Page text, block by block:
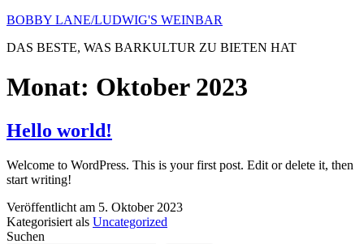
Zum
springen
BOBBY LANE/LUDWIG'S WEINBAR
DAS BESTE, WAS BARKULTUR ZU BIETEN HAT
Monat: Oktober 2023
Hello world!
Welcome to WordPress. This is your first post. Edit or delete it, then
start writing!
Veröffentlicht am 5. Oktober 2023
Kategorisiert als Uncategorized
Suchen